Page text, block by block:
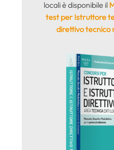
locali è disponibile il
test per Istruttore
direttivo tecnico